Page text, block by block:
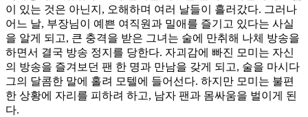
이 있는 것은 아닌지, 오해하며 여러 날들이 흘러갔다. 그러나
어느 날, 부장님이 예쁜 여직원과 밀애를 즐기고 있다는 사실
을 알게 되고, 큰 충격을 받은 그녀는 술에 만취해 나체 방송을
하면서 결국 방송 정지를 당한다. 자괴감에 빠진 모미는 자신
의 방송을 즐겨보던 팬 한 명과 만남을 갖게 되고, 술을 마시다
그의 달콤한 말에 홀려 모텔에 들어선다. 하지만 모미는 불편
한 상황에 자리를 피하려 하고, 남자 팬과 몸싸움을 벌이게 된
다.